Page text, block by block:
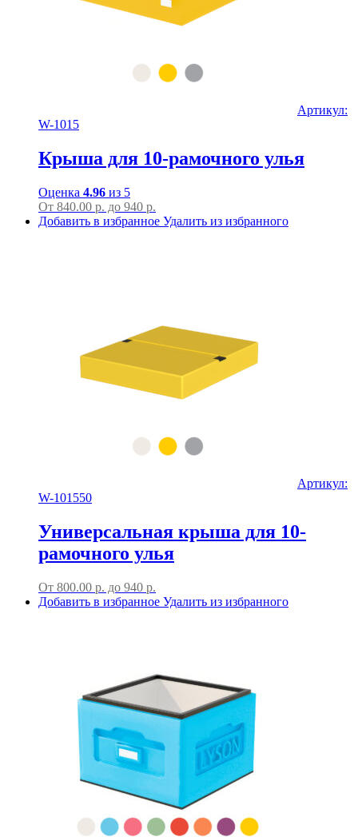
Артикул:
W-1015
Крыша для 10-рамочного улья
Оценка 4.96 из 5
От 840.00 р. до 940 р.
Добавить в избранное Удалить из избранного
Артикул:
W-101550
Универсальная крыша для 10-
рамочного улья
От 800.00 р. до 940 р.
Добавить в избранное Удалить из избранного